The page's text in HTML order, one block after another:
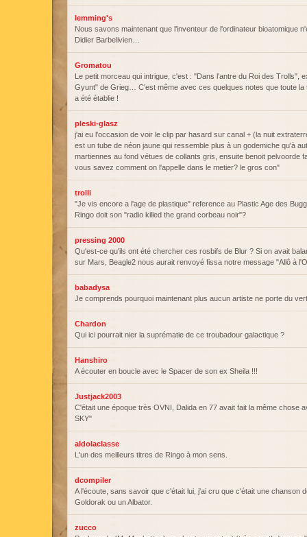
lemming's
Nous savons maintenant que l'inventeur de l'ordinateur bioatomique
Didier Barbelivien…
Gromatou
Le petit morceau qui intrigue, c'est : "Dans l'antre du Roi des Trolls",
Gyunt" de Grieg… C'est même avec ces quelques notes que toute
a été établie !
pleski-glasz
j'ai eu l'occasion de voir le clip par hasard sur canal + (la nuit
est un tube de néon jaune qui ressemble plus à un godemiche qu'à
martiennes au fond vétues de collants gris, ensuite benoit pelvoorde
vous savez comment on l'appelle dans le metier? le gros con"
trolli
"Je vis encore a l'age de plastique" reference au Plastic Age des
Ringo doit son "radio killed the grand corbeau noir"?
pressing 2000
Qu'est-ce qu'ils ont été chercher ces rosbifs de Blur ? Si on avait
sur Mars, Beagle2 nous aurait renvoyé fissa notre message "Allô à
babadysa
Je comprends pourquoi maintenant plus aucun artiste ne porte du
Chardon
Qui ici pourrait nier la suprématie de ce troubadour galactique ?
Hanshiro
A écouter en boucle avec le Spacer de son ex Sheila !!!
Justjack2003
C'était une époque très OVNI, Dalida en 77 avait fait la même chose
SKY"
aldolaclasse
L'un des meilleurs titres de Ringo à mon sens.
dcompiler
A l'écoute, sans savoir que c'était lui, j'ai cru que c'était une chanson
Goldorak ou un Albator.
zucco